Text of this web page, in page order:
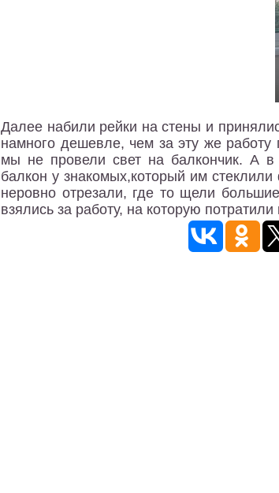
Далее набили рейки на стены и
намного дешевле, чем за эту же
мы не провели свет на балкончик. А в
балкон у знакомых,который им
неровно отрезали, где то щели
взялись за работу, на которую